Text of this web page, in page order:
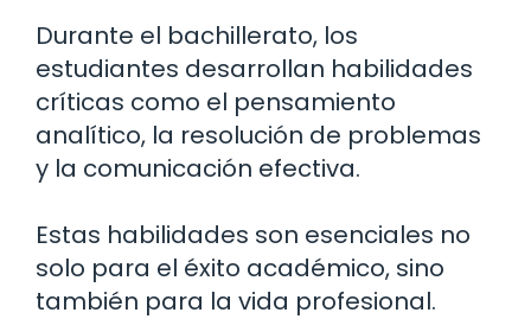
Durante el bachillerato, los
estudiantes desarrollan habilidades
críticas como el pensamiento
analítico, la resolución de problemas
y la comunicación efectiva.
Estas habilidades son esenciales no
solo para el éxito académico, sino
también para la vida profesional.